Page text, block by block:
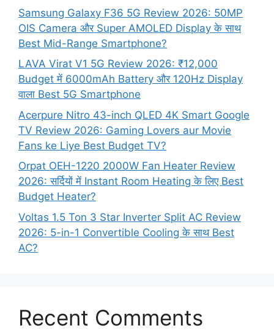
Samsung Galaxy F36 5G Review 2026: 50MP
OIS Camera और Super AMOLED Display के साथ
Best Mid-Range Smartphone?
LAVA Virat V1 5G Review 2026: ₹12,000
Budget में 6000mAh Battery और 120Hz Display
वाला Best 5G Smartphone
Acerpure Nitro 43-inch QLED 4K Smart Google
TV Review 2026: Gaming Lovers aur Movie
Fans ke Liye Best Budget TV?
Orpat OEH-1220 2000W Fan Heater Review
2026: सर्दियों में Instant Room Heating के लिए Best
Budget Heater?
Voltas 1.5 Ton 3 Star Inverter Split AC Review
2026: 5-in-1 Convertible Cooling के साथ Best
AC?
Recent Comments